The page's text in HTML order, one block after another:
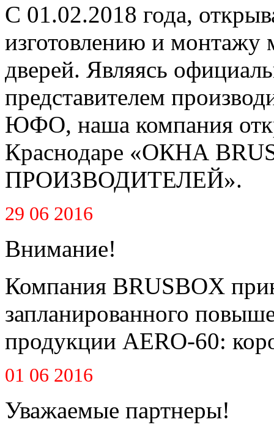
С 01.02.2018 года,
изготовлению и монтажу
дверей. Являясь
представителем
ЮФО, наша компания
Краснодаре «ОКНА
ПРОИЗВОДИТЕЛЕЙ».
29 06 2016
Внимание!
Компания BRUSBOX
запланированного
продукции AERO-60:
01 06 2016
Уважаемые партнеры!